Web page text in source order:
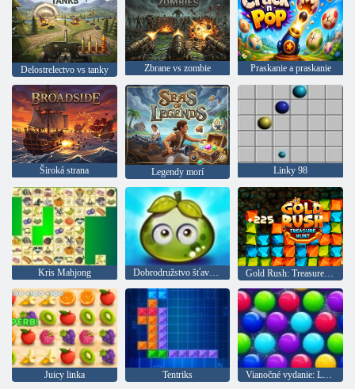
Delostrelectvo vs tanky Zbrane vs zombie Praskanie a praskanie
Široká strana Legendy morí Linky 98
Kris Mahjong Dobrodružstvo šťavnatých bobúľ Gold Rush: Treasure Hunter
Juicy linka Tentriks Vianočné vydanie: Legrační bubliny